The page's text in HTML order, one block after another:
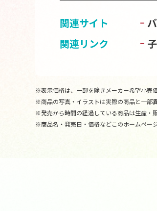
関連サイト
関連リンク
※表示価格は、一部を除きメーカー希望小売
※商品の写真・イラストは実際の商品と一部
※発売から時間の経過している商品は生産・
※商品名・発売日・価格などこのホームペー